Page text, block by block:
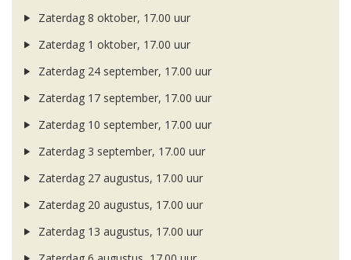
Zaterdag 8 oktober, 17.00 uur
Zaterdag 1 oktober, 17.00 uur
Zaterdag 24 september, 17.00 uur
Zaterdag 17 september, 17.00 uur
Zaterdag 10 september, 17.00 uur
Zaterdag 3 september, 17.00 uur
Zaterdag 27 augustus, 17.00 uur
Zaterdag 20 augustus, 17.00 uur
Zaterdag 13 augustus, 17.00 uur